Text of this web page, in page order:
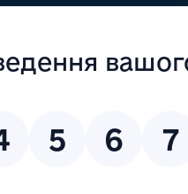
лікарських